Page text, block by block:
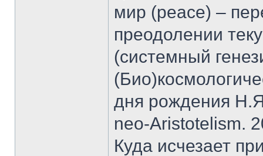
мир (peace) –
преодолении
(системный
дня рождения
neo-Aristotelism.
Куда исчезает